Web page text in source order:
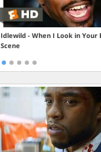
Idlewild - When I Look in Your
Scene